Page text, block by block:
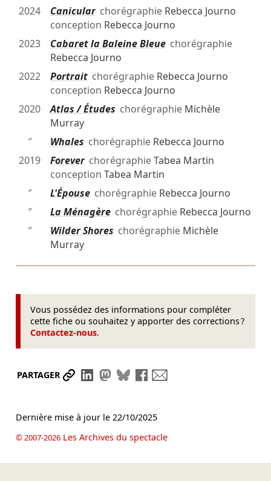
2024
Canicularchorégraphie Rebecca Journo
conception Rebecca Journo
2023
Cabaret la Baleine Bleuechorégraphie
Rebecca Journo
2022
Portraitchorégraphie Rebecca Journo
conception Rebecca Journo
2020
Atlas / Études chorégraphie Michèle
Murray
″
Whales chorégraphie Rebecca Journo
2019
ForeverchorégraphieTabea Martin
conception Tabea Martin
″
L'Épousechorégraphie Rebecca Journo
″
La Ménagèrechorégraphie Rebecca Journo
″
Wilder Shores chorégraphie Michèle
Murray
Vous possédez des informations pour compléter
cette fiche ou souhaitez y apporter des corrections ?
Contactez-nous.
PARTAGER Partager le lien
Partager sur LinkedIn
Partager sur Mastodon
Partager sur Bluesky
Partager sur Facebook
Dernière mise à jour le 22/10/2025
© 2007-2026Les Archives du spectacle